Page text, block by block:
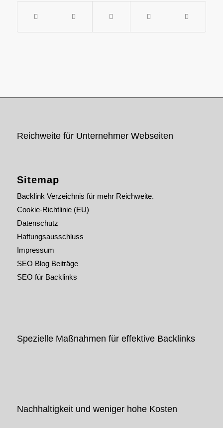
Reichweite für Unternehmer Webseiten
Sitemap
Backlink Verzeichnis für mehr Reichweite.
Cookie-Richtlinie (EU)
Datenschutz
Haftungsausschluss
Impressum
SEO Blog Beiträge
SEO für Backlinks
Spezielle Maßnahmen für effektive Backlinks
Nachhaltigkeit und weniger hohe Kosten